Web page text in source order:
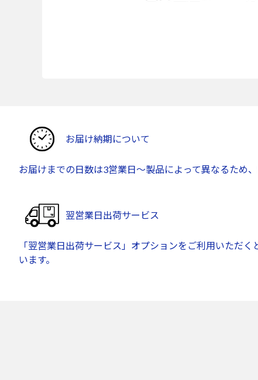
お届け納期について
お届けまでの日数は3営業日～製品によって異なるため
翌営業日出荷サービス
「翌営業日出荷サービス」オプションをご利用いただ
います。